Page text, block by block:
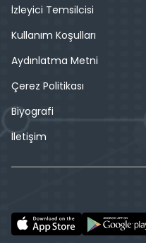
İzleyici Temsilcisi
Kullanım Koşulları
Aydınlatma Metni
Çerez Politikası
Biyografi
İletişim